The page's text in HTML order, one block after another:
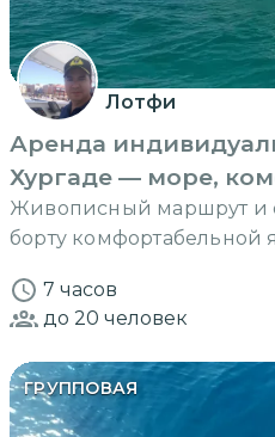
Лотфи
Аренда
Хургаде — море,
Живописный маршрут и
борту комфортабельной
7 часов
до 20 человек
ГРУППОВАЯ